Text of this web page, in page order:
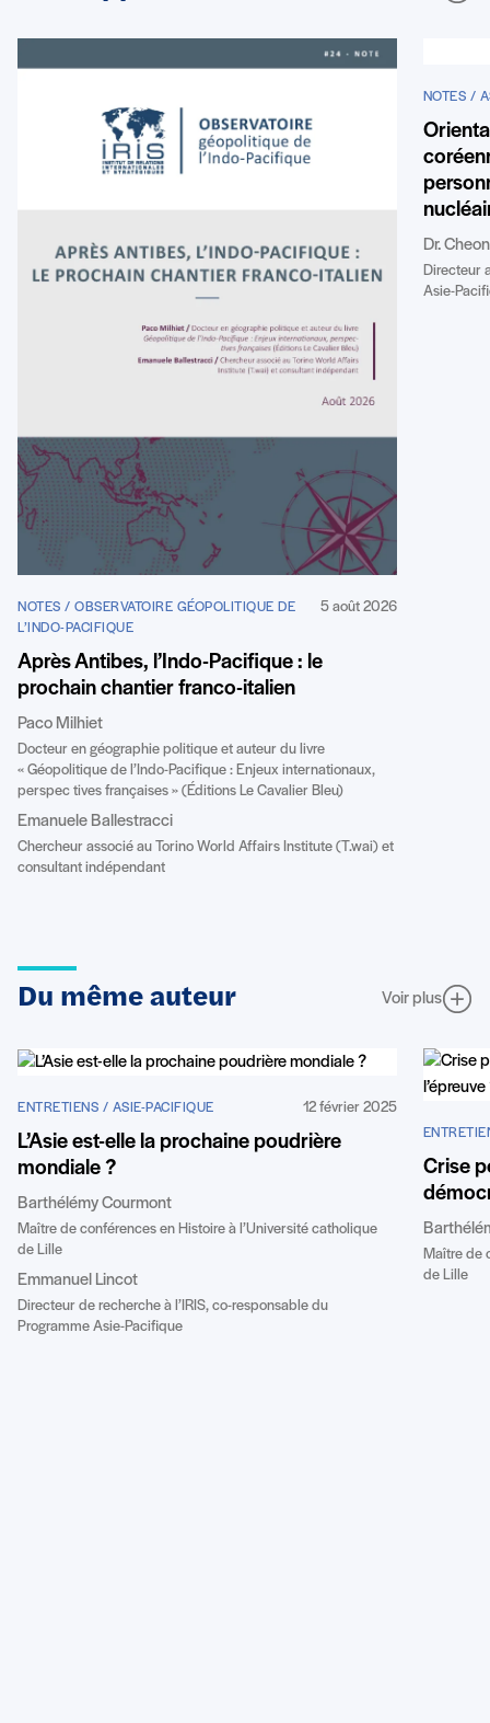
NOTES / OBSERVATOIRE GÉOPOLITIQUE DE
L’INDO-PACIFIQUE
5 août 2026
Après Antibes, l’Indo-Pacifique : le
prochain chantier franco-italien
Paco Milhiet
Docteur en géographie politique et auteur du livre
« Géopolitique de l’Indo-Pacifique : Enjeux internationaux,
perspec tives françaises » (Éditions Le Cavalier Bleu)
Emanuele Ballestracci
Chercheur associé au Torino World Affairs Institute (T.wai) et
consultant indépendant
NOTES /
Dr.
Directeur
Asie-
Du même auteur Voir plus
ENTRETIENS / ASIE-PACIFIQUE 12 février 2025
L’Asie est-elle la prochaine poudrière
mondiale ?
Barthélémy Courmont
Maître de conférences en Histoire à l’Université catholique
de Lille
Emmanuel Lincot
Directeur de recherche à l’IRIS, co-responsable du
Programme Asie-Pacifique
Crise
Maître de
de Lille